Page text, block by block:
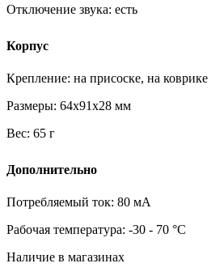
Отключение звука: есть
Корпус
Крепление: на присоске, на коврике
Размеры: 64x91x28 мм
Вес: 65 г
Дополнительно
Потребляемый ток: 80 мА
Рабочая температура: -30 - 70 °C
Наличие в магазинах